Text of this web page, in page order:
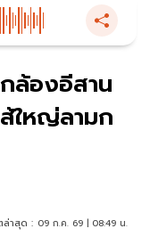
ล้องอีสาน
ใหญ่ลามก
ล่าสุด : 09 ก.ค. 69 | 08:49 น.